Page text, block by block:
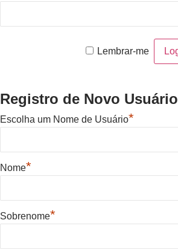
Lembrar-me
Registro de Novo Usuário
Escolha um Nome de Usuário*
Nome*
Sobrenome*